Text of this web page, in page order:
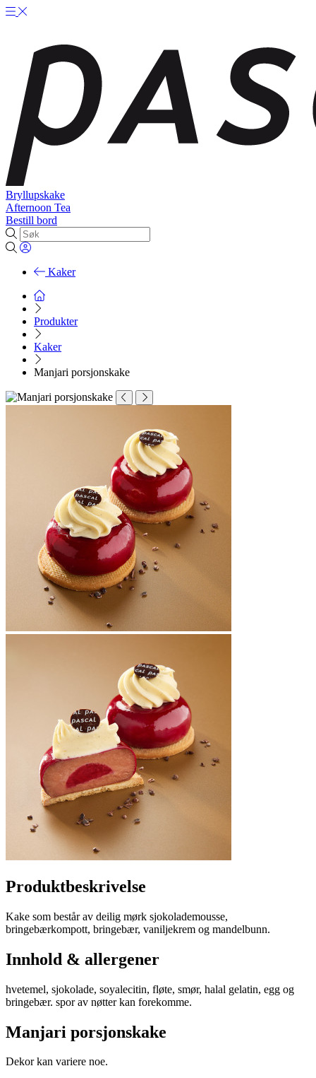
Bryllupskake
Afternoon Tea
Bestill bord
Kaker
Produkter
Kaker
Manjari porsjonskake
Produktbeskrivelse
Kake som består av deilig mørk sjokolademousse,
bringebærkompott, bringebær, vaniljekrem og mandelbunn.
Innhold & allergener
hvetemel, sjokolade, soyalecitin, fløte, smør, halal gelatin, egg og
bringebær. spor av nøtter kan forekomme.
Manjari porsjonskake
Dekor kan variere noe.